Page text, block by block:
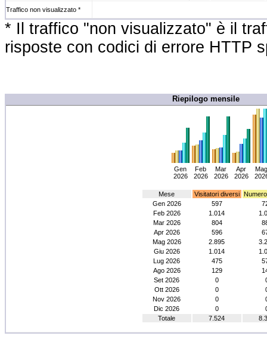
Traffico non visualizzato *
* Il traffico "non visualizzato" è il
risposte con codici di errore HTTP
Riepilogo mensile
Gen
2026
Feb
2026
Mar
2026
Apr
2026
Mag
Mese Visitatori diversi
Gen 2026
597
Feb 2026
1.014
Mar 2026
804
Apr 2026
596
Mag 2026
2.895
Giu 2026
1.014
Lug 2026
475
Ago 2026
129
Set 2026
0
Ott 2026
0
Nov 2026
0
Dic 2026
0
Totale
7.524